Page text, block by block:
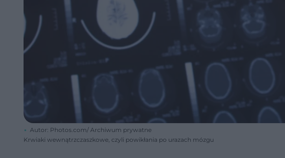
Autor: Photos.com/ Archiwum prywatne
Krwiaki wewnątrzczaszkowe, czyli powikłania po urazach mózgu